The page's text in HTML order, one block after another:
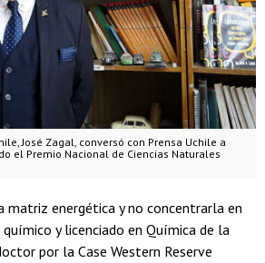
José Zagal, conversó con Prensa Uchile a
el Premio Nacional de Ciencias Naturales
matriz energética y no concentrarla en
químico y licenciado en Química de la
por la Case Western Reserve